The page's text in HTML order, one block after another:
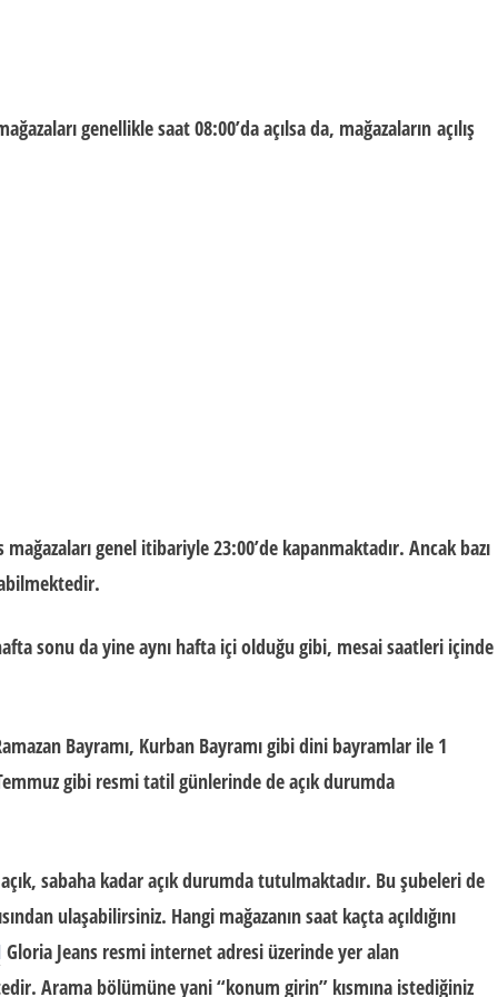
genellikle saat 08:00’da açılsa da, mağazaların açılış
mağazaları genel itibariyle 23:00’de kapanmaktadır. Ancak bazı
sonu da yine aynı hafta içi olduğu gibi, mesai saatleri içinde
Bayramı, Kurban Bayramı gibi dini bayramlar ile 1
gibi resmi tatil günlerinde de açık durumda
sabaha kadar açık durumda tutulmaktadır. Bu şubeleri de
ulaşabilirsiniz. Hangi mağazanın saat kaçta açıldığını
Gloria Jeans resmi internet adresi üzerinde yer alan
Arama bölümüne yani “konum girin” kısmına istediğiniz